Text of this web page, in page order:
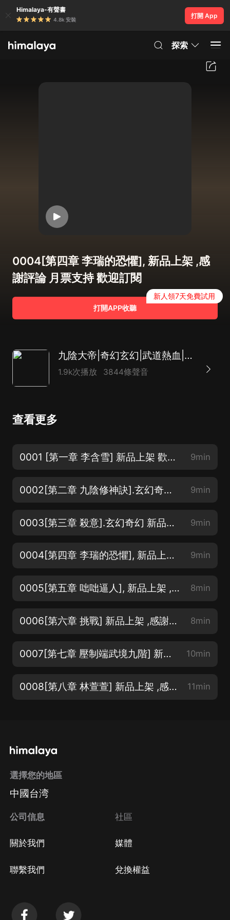
Himalaya-有聲書
4.8k 安裝
打開 App
探索
0004[第四章 李瑞的恐懼], 新品上架 ,感
謝評論 月票支持 歡迎訂閱
打開APP收聽
新人領7天免費試用
九陰大帝|奇幻玄幻|武道熱血|逆襲AI多播
1.9k次播放 3844條聲音
查看更多
0001 [第一章 李含雪] 新品上架 歡迎訂閱 評論 月票支持 感謝您的收聽 9min
0002[第二章 九陰修神訣].玄幻奇幻 新品上架 ,感謝評論 月票支持 歡迎訂閱 9min
0003[第三章 殺意].玄幻奇幻 新品上架 ,請求評論 月票支持 歡迎訂閱 感謝您的收聽 9min
0004[第四章 李瑞的恐懼], 新品上架 ,感謝評論 月票支持 歡迎訂閱 9min
0005[第五章 咄咄逼人], 新品上架 ,感謝評論 月票支持 歡迎訂閱 8min
0006[第六章 挑戰] 新品上架 ,感謝評論 月票支持 歡迎訂閱 8min
0007[第七章 壓制端武境九階] 新品上架 ,感謝評論 月票支持 歡迎訂閱 10min
0008[第八章 林萱萱] 新品上架 ,感謝評論 月票支持 歡迎訂閱 11min
選擇您的地區
中國台湾
公司信息
關於我們
聯繫我們
社區
媒體
兌換權益